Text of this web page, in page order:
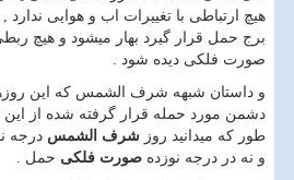
هیچ ارتباطی با تغییرات اب و هوایی
برج حمل قرار گیرد بهار میشود و هیچ
صورت فلکی دیده شود .
و داستان شبهه شرف الشمس که این
دشمن مورد حمله قرار گرفته شده از
طور که میدانید روز شرف الشمس درجه
و نه در درجه نوزده صورت فلکی حمل .